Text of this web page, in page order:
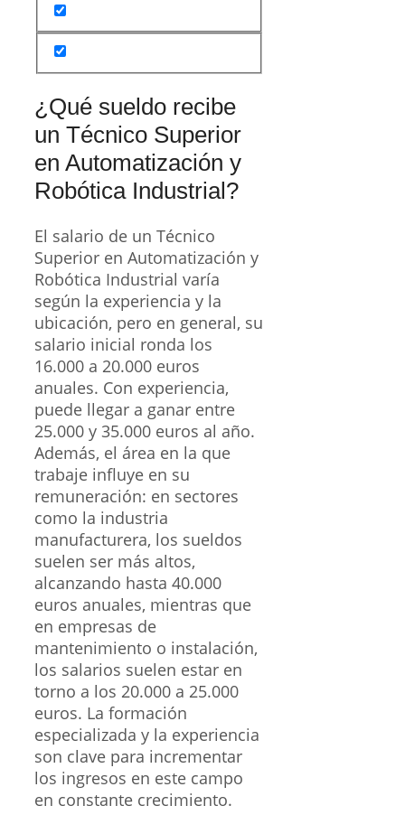
¿Qué sueldo recibe
un Técnico Superior
en Automatización y
Robótica Industrial?
El salario de un Técnico
Superior en Automatización y
Robótica Industrial varía
según la experiencia y la
ubicación, pero en general, su
salario inicial ronda los
16.000 a 20.000 euros
anuales. Con experiencia,
puede llegar a ganar entre
25.000 y 35.000 euros al año.
Además, el área en la que
trabaje influye en su
remuneración: en sectores
como la industria
manufacturera, los sueldos
suelen ser más altos,
alcanzando hasta 40.000
euros anuales, mientras que
en empresas de
mantenimiento o instalación,
los salarios suelen estar en
torno a los 20.000 a 25.000
euros. La formación
especializada y la experiencia
son clave para incrementar
los ingresos en este campo
en constante crecimiento.